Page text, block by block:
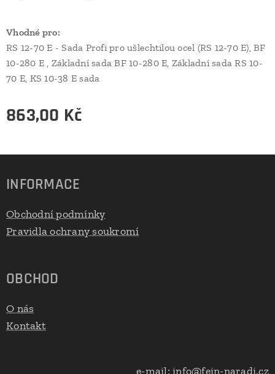
Vhodné pro:
RS 12-70 E - Sada Profi pro ušlechtilou ocel (RS 12-70 E), BF
10-280 E , Základní sada BF 10-280 E, Základní sada RS 10-
70 E, KS 10-38 E sada
863,00 Kč
INFORMACE
Obchodní podmínky
Pravidla ochrany soukromí
OBCHOD
O nás
Kontakt
e-mail:info@fein-naradi.cz